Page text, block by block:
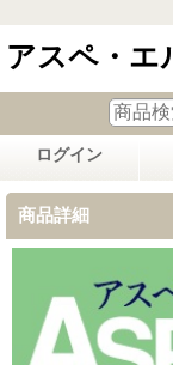
アスペ・エ
ログイン
商品詳細